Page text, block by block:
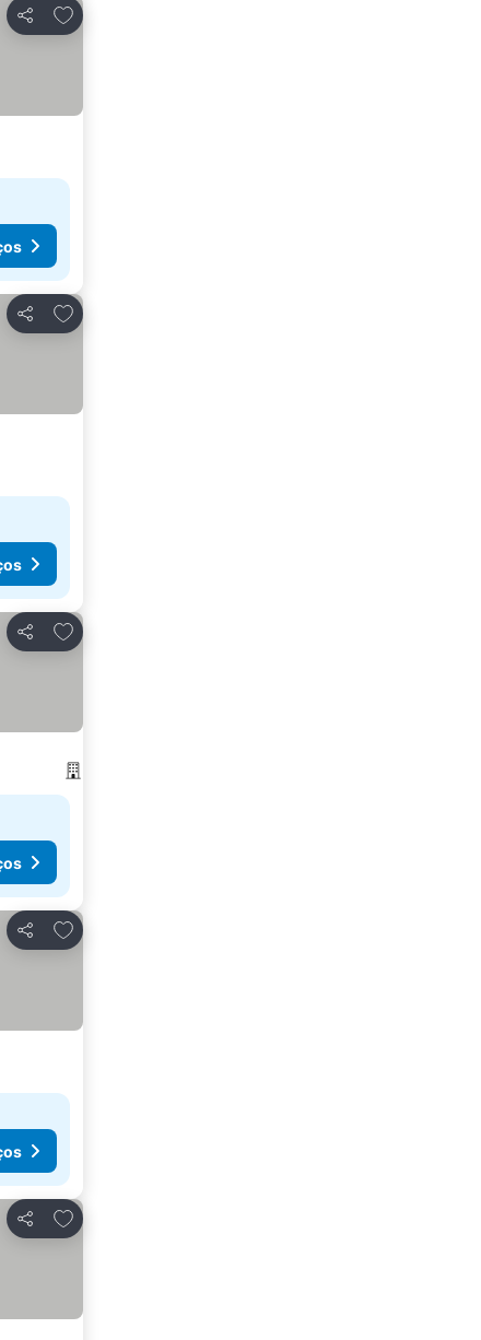
Partilhar
Adicionar aos favoritos
Partilhar
Adicionar aos favoritos
Partilhar
Adicionar aos favoritos
Partilhar
Adicionar aos favoritos
Partilhar
Adicionar aos favoritos